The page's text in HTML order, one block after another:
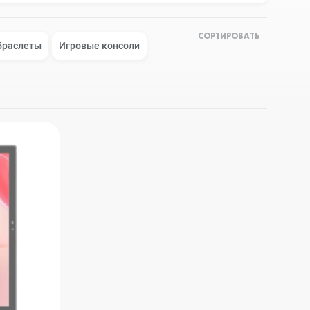
Apple Watch Series 9 Техника Apple
Игровые консоли
СОРТИРОВАТЬ